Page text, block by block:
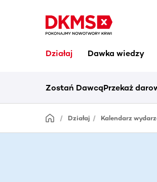
Działaj Dawka wiedzy
Zostań DawcąPrzekaż
Działaj Kalendarz